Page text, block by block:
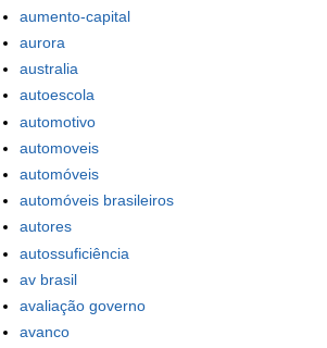
aumento-capital
aurora
australia
autoescola
automotivo
automoveis
automóveis
automóveis brasileiros
autores
autossuficiência
av brasil
avaliação governo
avanco